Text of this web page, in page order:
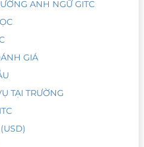
ANH NGỮ GITC
GIÁ
TẠI TRƯỜNG